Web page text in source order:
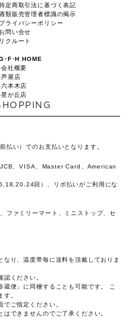
定商取引法に基づく表記
類販売管理者標識の掲示
プライバシーポリシー
お問い合せ
リクルート
･F･H HOME
会社概要
芦屋店
六本木店
星が丘店
払い）でのお支払いとなります。
JCB、VISA、Master Card、American
回）、リボ払いがご利用にな
ファミリーマート、ミニストップ、セ
り、温度帯毎に送料を頂戴しておりま
認ください。
便」に同梱することも可能です。 こ
す。
ご指定ください。
できませんのでご了承ください。